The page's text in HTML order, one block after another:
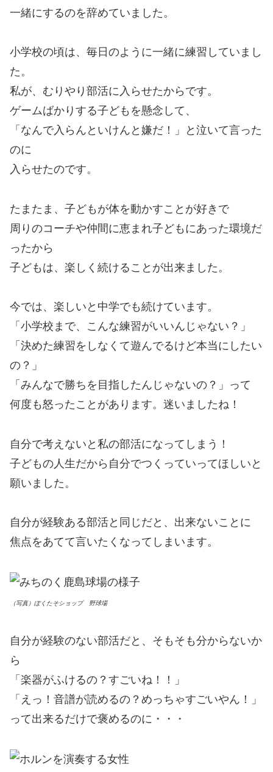
一緒にするのを辞めていました。
小学校の頃は、毎日のように一緒に練習していまし
た。
私が、むりやり部活に入らせたからです。
ゲームばかりする子どもを懸念して、
「なんで入らんといけんと嫌だ！」と泣いて言った
のに
入らせたのです。
たまたま、子どもが体を動かすことが好きで
周りのコーチや仲間に恵まれ子どもにあった環境だ
ったから
子どもは、楽しく続けることが出来ました。
今では、楽しいと中学でも続けています。
「小学校まで、こんな練習がいいんじゃない？」
「決めた練習をしなくて遊んでるけど本当にしたい
の？」
「みんなで勝ちを目指したんじゃないの？」って
何度も怒ったことがあります。迷いましたね！
自分で考えないと私の部活になってしまう！
子どもの人生だから自分でつくっていってほしいと
願いました。
自分が経験ある部活と同じだと、出来ないことに
焦点をあてて言いたくなってしまいます。
（写真）ぽくたそショップ 野球場
自分が経験のない部活だと、そもそも分からないか
ら
「楽器がふけるの？すごいね！！」
「えっ！音譜が読めるの？めっちゃすごいやん！」
って出来るだけで褒めるのに・・・